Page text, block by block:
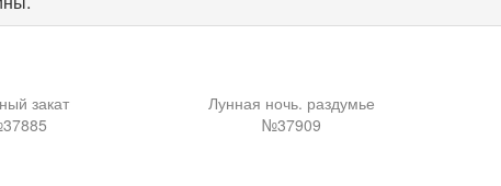
закат
Лунная ночь. раздумье
№37909